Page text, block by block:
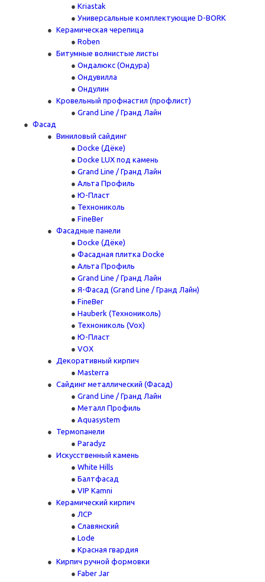
Kriastak
Универсальные комплектующие D-BORK
Керамическая черепица
Roben
Битумные волнистые листы
Ондалюкс (Ондура)
Ондувилла
Ондулин
Кровельный профнастил (профлист)
Grand Line / Гранд Лайн
Фасад
Виниловый сайдинг
Docke (Дёке)
Docke LUX под камень
Grand Line / Гранд Лайн
Альта Профиль
Ю-Пласт
Технониколь
FineBer
Фасадные панели
Docke (Дёке)
Фасадная плитка Docke
Альта Профиль
Grand Line / Гранд Лайн
Я-Фасад (Grand Line / Гранд Лайн)
FineBer
Hauberk (Технониколь)
Технониколь (Vox)
Ю-Пласт
VOX
Декоративный кирпич
Masterra
Сайдинг металлический (Фасад)
Grand Line / Гранд Лайн
Металл Профиль
Aquasystem
Термопанели
Paradyz
Искусственный камень
White Hills
Балтфасад
VIP Kamni
Керамический кирпич
ЛСР
Славянский
Lode
Красная гвардия
Кирпич ручной формовки
Faber Jar